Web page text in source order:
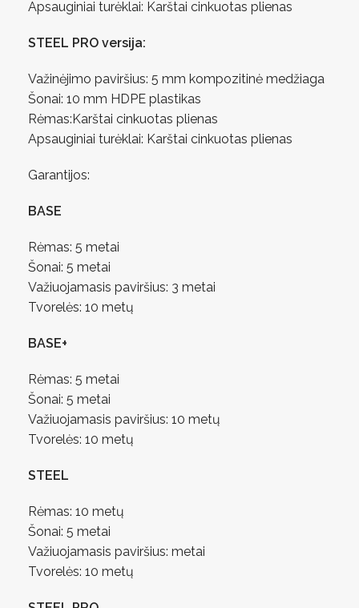
Apsauginiai turėklai: Karštai cinkuotas plienas
STEEL PRO versija:
Važinėjimo paviršius: 5 mm kompozitinė medžiaga
Šonai: 10 mm HDPE plastikas
Rėmas:Karštai cinkuotas plienas
Apsauginiai turėklai: Karštai cinkuotas plienas
Garantijos:
BASE
Rėmas: 5 metai
Šonai: 5 metai
Važiuojamasis paviršius: 3 metai
Tvorelės: 10 metų
BASE+
Rėmas: 5 metai
Šonai: 5 metai
Važiuojamasis paviršius: 10 metų
Tvorelės: 10 metų
STEEL
Rėmas: 10 metų
Šonai: 5 metai
Važiuojamasis paviršius: metai
Tvorelės: 10 metų